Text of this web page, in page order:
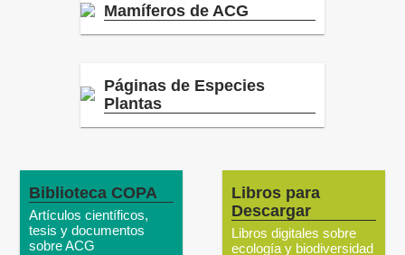
Mamíferos de ACG
Páginas de Especies
Plantas
Biblioteca COPA
Artículos científicos,
tesis y documentos
sobre ACG
Libros para
Descargar
Libros digitales sobre
ecología y biodiversidad